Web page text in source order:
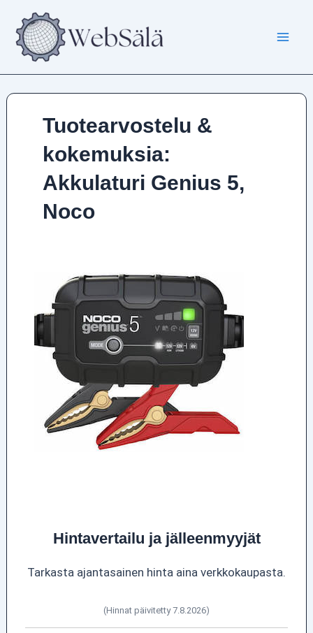
sisältöön
Tuotearvostelu &
kokemuksia:
Akkulaturi Genius 5,
Noco
Hintavertailu ja jälleenmyyjät
Tarkasta ajantasainen hinta aina verkkokaupasta.
(Hinnat päivitetty 7.8.2026)